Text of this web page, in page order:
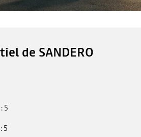
de SANDERO
5
5